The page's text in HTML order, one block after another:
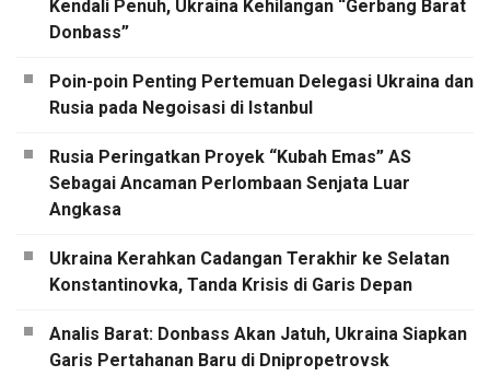
Kendali Penuh, Ukraina Kehilangan “Gerbang Barat
Donbass”
Poin-poin Penting Pertemuan Delegasi Ukraina dan
Rusia pada Negoisasi di Istanbul
Rusia Peringatkan Proyek “Kubah Emas” AS
Sebagai Ancaman Perlombaan Senjata Luar
Angkasa
Ukraina Kerahkan Cadangan Terakhir ke Selatan
Konstantinovka, Tanda Krisis di Garis Depan
Analis Barat: Donbass Akan Jatuh, Ukraina Siapkan
Garis Pertahanan Baru di Dnipropetrovsk